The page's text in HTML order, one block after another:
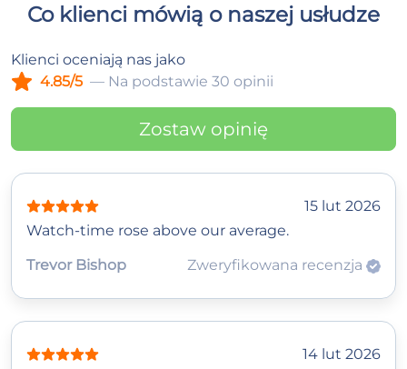
Co klienci mówią o naszej usłudze
Klienci oceniają nas jako
4.85/5 — Na podstawie 30 opinii
Zostaw opinię
15 lut 2026
Watch‑time rose above our average.
Trevor Bishop
Zweryfikowana recenzja
14 lut 2026